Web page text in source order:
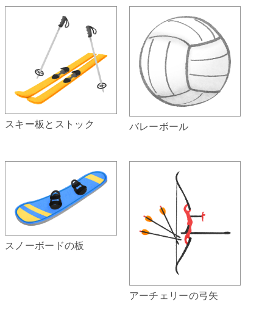
スキー板とストック バレーボール
スノーボードの板
アーチェリーの弓矢